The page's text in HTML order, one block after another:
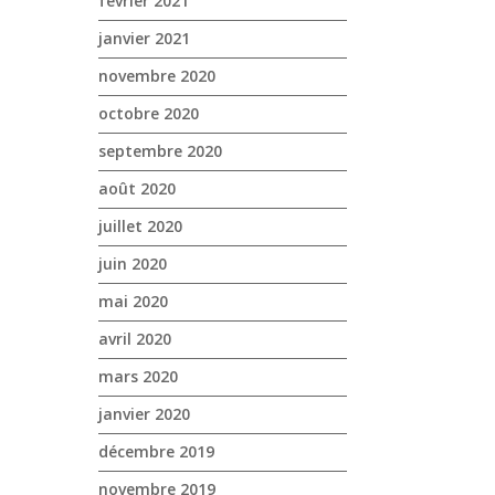
janvier 2021
novembre 2020
octobre 2020
septembre 2020
août 2020
juillet 2020
juin 2020
mai 2020
avril 2020
mars 2020
janvier 2020
décembre 2019
novembre 2019